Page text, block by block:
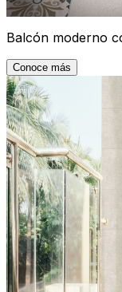
Balcón moderno
Conoce más